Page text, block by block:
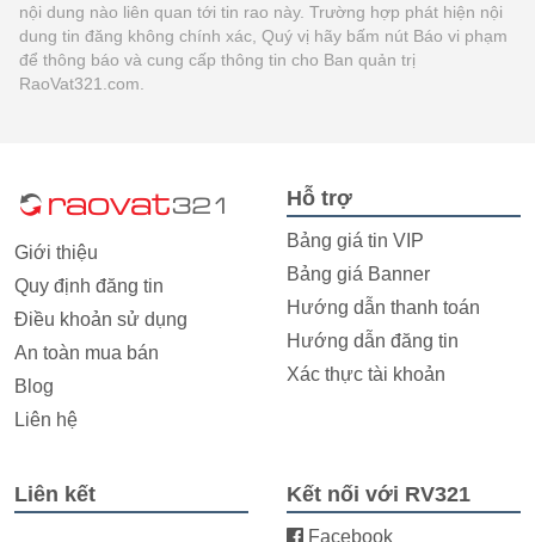
nội dung nào liên quan tới tin rao này. Trường hợp phát hiện nội
dung tin đăng không chính xác, Quý vị hãy bấm nút Báo vi phạm
để thông báo và cung cấp thông tin cho Ban quản trị
RaoVat321.com.
Giới thiệu
Quy định đăng tin
Điều khoản sử dụng
An toàn mua bán
Blog
Liên hệ
Hỗ trợ
Bảng giá tin VIP
Bảng giá Banner
Hướng dẫn thanh toán
Hướng dẫn đăng tin
Xác thực tài khoản
Liên kết Kết nối với RV321
Facebook